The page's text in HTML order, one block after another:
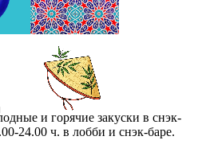
и горячие закуски в снэк-
24.00 ч. в лобби и снэк-баре.